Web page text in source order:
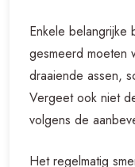
Enkele
gesmeerd moeten
draaiende assen,
Vergeet ook niet
volgens de
Het regelmatig